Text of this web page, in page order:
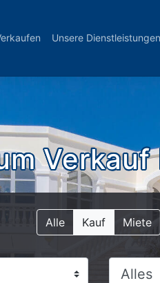
Unsere Dienstleistungen
Alle Kauf Miete